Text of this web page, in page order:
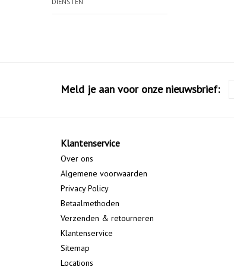
Meld je aan voor onze nieuwsbrief:
Klantenservice
Over ons
Algemene voorwaarden
Privacy Policy
Betaalmethoden
Verzenden & retourneren
Klantenservice
Sitemap
Locations